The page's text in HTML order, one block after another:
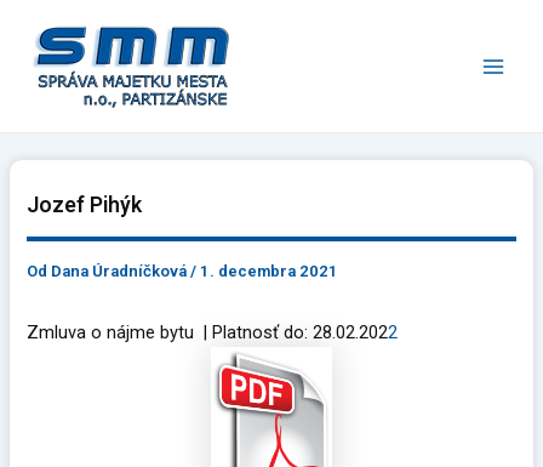
obsah
Jozef Pihýk
Od Dana Úradníčková/ 1. decembra 2021
Zmluva o nájme bytu | Platnosť do: 28.02.2022